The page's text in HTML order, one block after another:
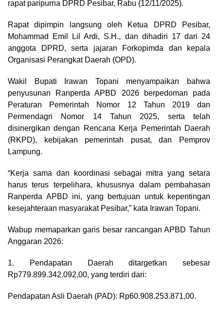
rapat paripurna DPRD Pesibar, Rabu (12/11/2025).
Rapat dipimpin langsung oleh Ketua DPRD Pesibar,
Mohammad Emil Lil Ardi, S.H., dan dihadiri 17 dari 24
anggota DPRD, serta jajaran Forkopimda dan kepala
Organisasi Perangkat Daerah (OPD).
Wakil Bupati Irawan Topani menyampaikan bahwa
penyusunan Ranperda APBD 2026 berpedoman pada
Peraturan Pemerintah Nomor 12 Tahun 2019 dan
Permendagri Nomor 14 Tahun 2025, serta telah
disinergikan dengan Rencana Kerja Pemerintah Daerah
(RKPD), kebijakan pemerintah pusat, dan Pemprov
Lampung.
“Kerja sama dan koordinasi sebagai mitra yang setara
harus terus terpelihara, khususnya dalam pembahasan
Ranperda APBD ini, yang bertujuan untuk kepentingan
kesejahteraan masyarakat Pesibar,” kata Irawan Topani.
Wabup memaparkan garis besar rancangan APBD Tahun
Anggaran 2026:
1. Pendapatan Daerah ditargetkan sebesar
Rp779.899.342.092,00, yang terdiri dari:
Pendapatan Asli Daerah (PAD): Rp60.908.253.871,00.